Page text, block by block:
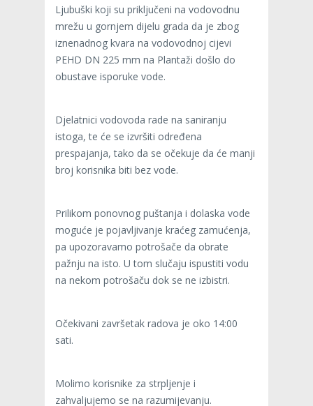
Ljubuški koji su priključeni na vodovodnu
mrežu u gornjem dijelu grada da je zbog
iznenadnog kvara na vodovodnoj cijevi
PEHD DN 225 mm na Plantaži došlo do
obustave isporuke vode.
Djelatnici vodovoda rade na saniranju
istoga, te će se izvršiti određena
prespajanja, tako da se očekuje da će manji
broj korisnika biti bez vode.
Prilikom ponovnog puštanja i dolaska vode
moguće je pojavljivanje kraćeg zamućenja,
pa upozoravamo potrošače da obrate
pažnju na isto. U tom slučaju ispustiti vodu
na nekom potrošaču dok se ne izbistri.
Očekivani završetak radova je oko 14:00
sati.
Molimo korisnike za strpljenje i
zahvaljujemo se na razumijevanju.